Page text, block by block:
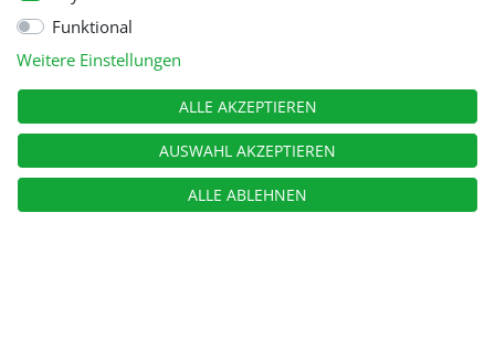
Funktional
Weitere Einstellungen
ALLE AKZEPTIEREN
AUSWAHL AKZEPTIEREN
ALLE ABLEHNEN
© Copyright 2026 Tooltraders GmbH. Alle Rechte vorbehalten